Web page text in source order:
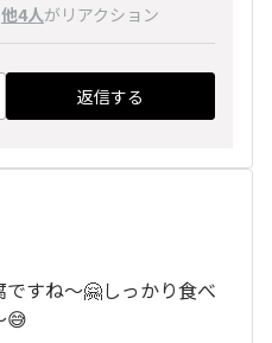
他4人がリアクション
返信する
すね〜🤗しっかり食べ
😅